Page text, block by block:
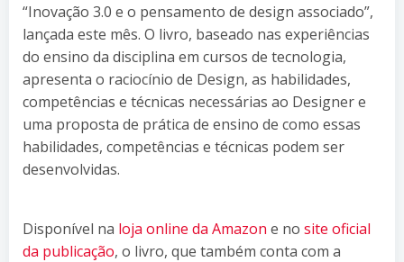
“Inovação 3.0 e o pensamento de design associado”,
lançada este mês. O livro, baseado nas experiências
do ensino da disciplina em cursos de tecnologia,
apresenta o raciocínio de Design, as habilidades,
competências e técnicas necessárias ao Designer e
uma proposta de prática de ensino de como essas
habilidades, competências e técnicas podem ser
desenvolvidas.
Disponível na loja online da Amazon e no site oficial
da publicação, o livro, que também conta com a